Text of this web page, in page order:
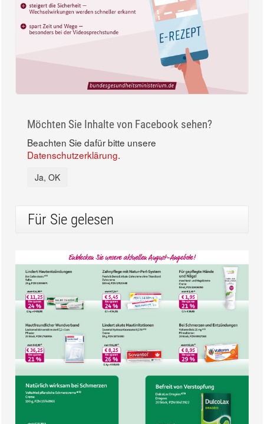
Möchten Sie Inhalte von Facebook sehen?
Beachten Sie dafür bitte unsere
Datenschutzerklärung.
Ja, OK
Für Sie gelesen